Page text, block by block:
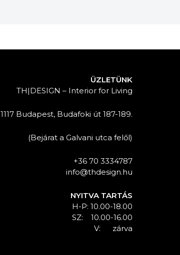
ÜZLETÜNK
TH|DESIGN – Interior for Living
1117 Budapest, Budafoki út 187-189.
(Bejárat a Galvani utca felől)
+36 70 3334787
info@thdesign.hu
NYITVA TARTÁS
H-P: 10.00-18.00
SZ: 10.00-16.00
V: zárva